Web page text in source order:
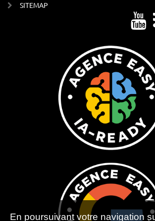
SITEMAP
En poursuivant votre navigation